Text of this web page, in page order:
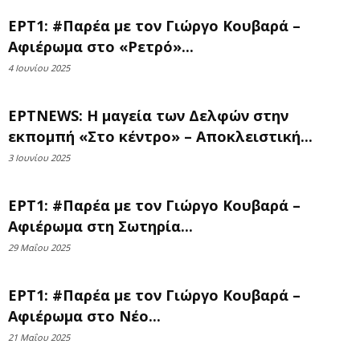
ΕΡΤ1: #Παρέα με τον Γιώργο Κουβαρά –
Αφιέρωμα στο «Ρετρό»...
4 Ιουνίου 2025
ΕΡΤNEWS: Η μαγεία των Δελφών στην
εκπομπή «Στο κέντρο» – Αποκλειστική...
3 Ιουνίου 2025
ΕΡΤ1: #Παρέα με τον Γιώργο Κουβαρά –
Αφιέρωμα στη Σωτηρία...
29 Μαΐου 2025
ΕΡΤ1: #Παρέα με τον Γιώργο Κουβαρά –
Αφιέρωμα στo Νέο...
21 Μαΐου 2025